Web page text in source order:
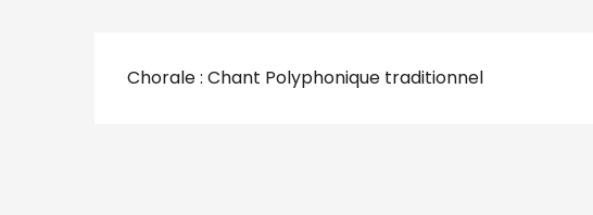
Description
Chorale : Chant Polyphonique traditionnel